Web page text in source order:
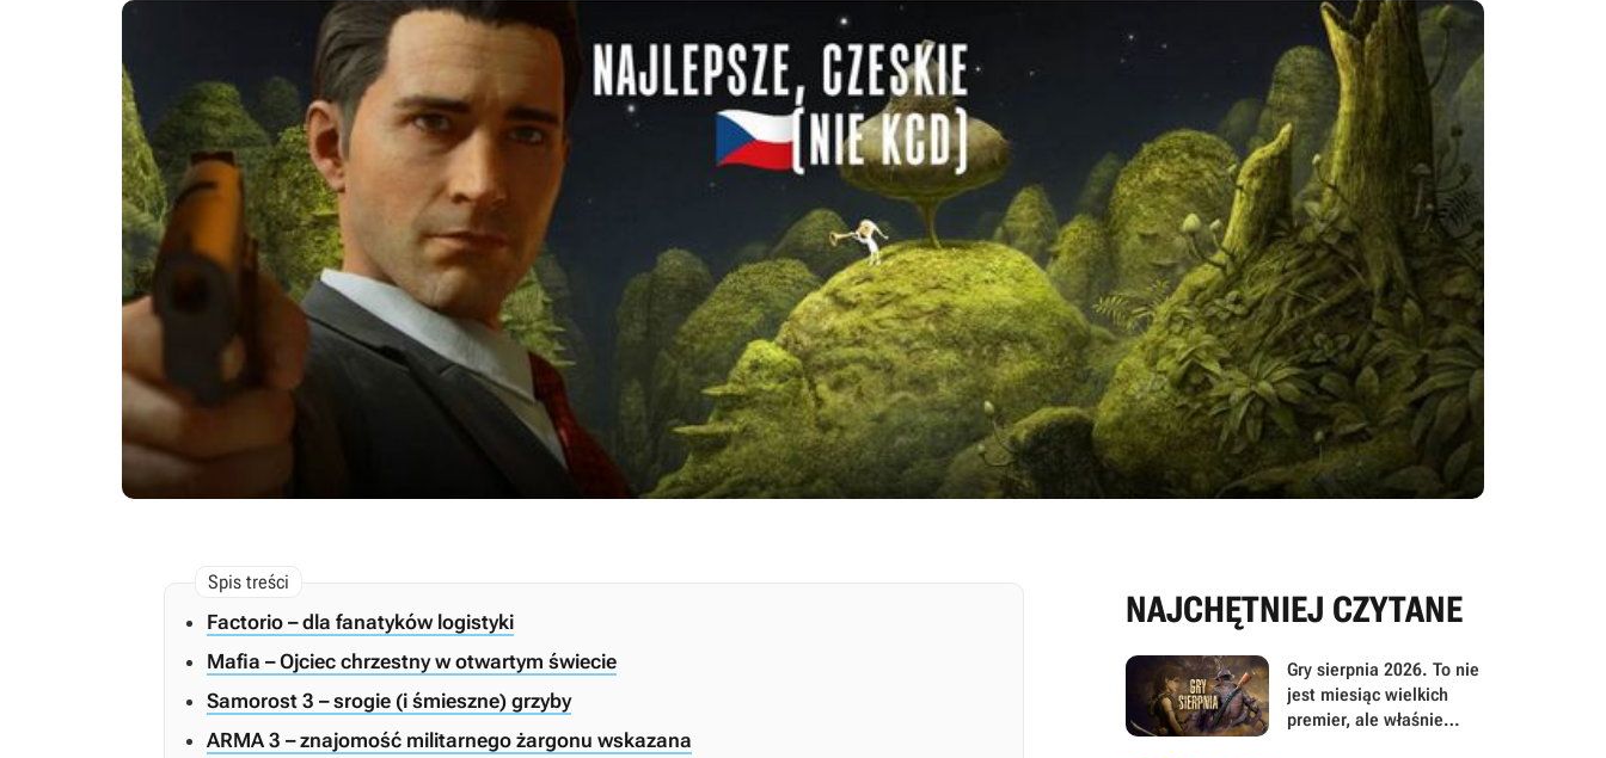
Factorio – dla fanatyków logistyki
Mafia – Ojciec chrzestny w otwartym świecie
Samorost 3 – srogie (i śmieszne) grzyby
ARMA 3 – znajomość militarnego żargonu wskazana
NAJCHĘTNIEJ CZYTANE
Gry sierpnia 2026. To nie
jest miesiąc wielkich
premier, ale właśnie